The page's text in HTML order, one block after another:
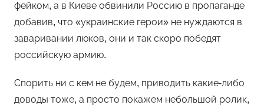
фейком, а в Киеве обвинили Россию в пропаганде
добавив, что «украинские герои» не нуждаются в
заваривании люков, они и так скоро победят
российскую армию.
Спорить ни с кем не будем, приводить какие-либо
доводы тоже, а просто покажем небольшой ролик,